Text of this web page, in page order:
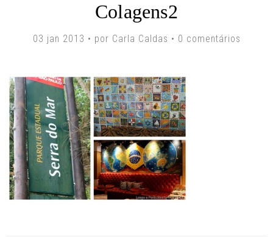
Colagens2
03 jan 2013 • por Carla Caldas • 0 comentários